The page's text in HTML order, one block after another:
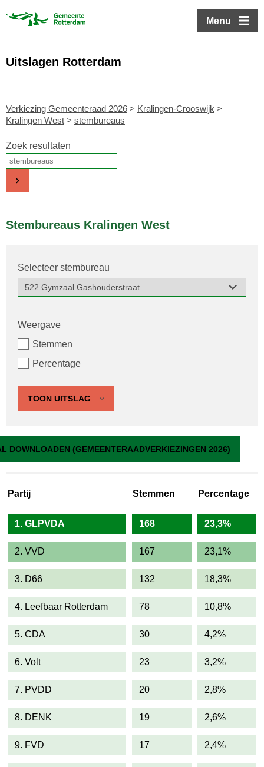
Menu
Uitslagen Rotterdam
Verkiezing Gemeenteraad 2026 > Kralingen-Crooswijk >
Kralingen West > stembureaus
Zoek resultaten
Stembureaus Kralingen West
Selecteer stembureau
Weergave
Stemmen
Percentage
TOON UITSLAG
522 Gymzaal Gashouderstraat
DOWNLOADEN (GEMEENTERAADVERKIEZINGEN 2026)
Partij Stemmen Percentage
1. GLPVDA 168 23,3%
2. VVD 167 23,1%
3. D66 132 18,3%
4. Leefbaar Rotterdam 78 10,8%
5. CDA 30 4,2%
6. Volt 23 3,2%
7. PVDD 20 2,8%
8. DENK 19 2,6%
9. FVD 17 2,4%